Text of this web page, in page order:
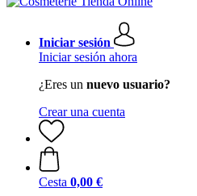
Iniciar sesión
Iniciar sesión ahora
¿Eres un nuevo usuario?
Crear una cuenta
Cesta 0,00 €